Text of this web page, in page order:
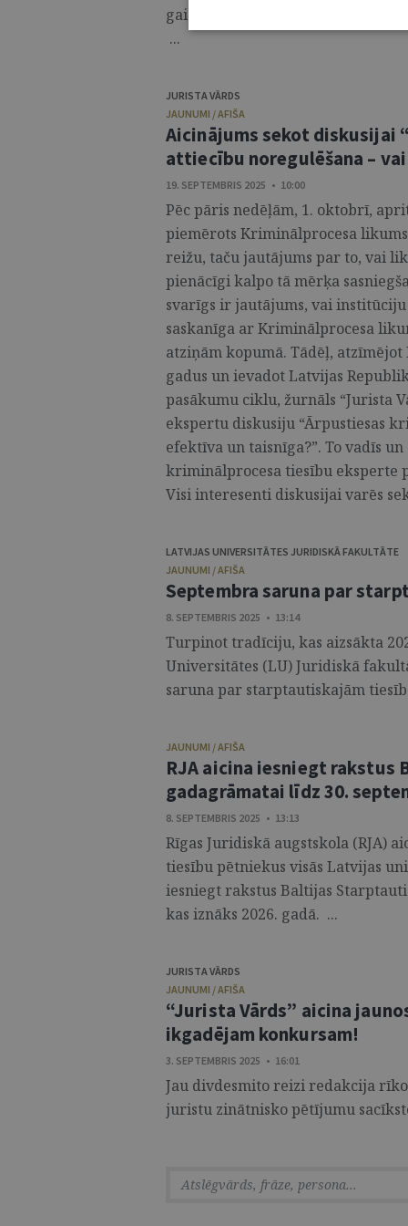
gaidāma spraiga un patiesi
...
JURISTA VĀRDS
JAUNUMI / AFIŠA
Aicinājums sekot diskusijai
attiecību noregulēšana –
19. SEPTEMBRIS 2025 • 10:00
Pēc pāris nedēļām, 1. oktobrī,
piemērots Kriminālprocesa
reižu, taču jautājums par to, vai
pienācīgi kalpo tā mērķa
svarīgs ir jautājums, vai
saskanīga ar Kriminālprocesa
atziņām kopumā. Tādēļ,
gadus un ievadot Latvijas
pasākumu ciklu, žurnāls “Jurista
ekspertu diskusiju “Ārpustiesas
efektīva un taisnīga?”. To vadīs
kriminālprocesa tiesību eksperte
Visi interesenti diskusijai varēs
LATVIJAS UNIVERSITĀTES JURIDISKĀ FAKULTĀTE
JAUNUMI / AFIŠA
Septembra saruna par
8. SEPTEMBRIS 2025 • 13:14
Turpinot tradīciju, kas aizsākta
Universitātes (LU) Juridiskā
saruna par starptautiskajām
JAUNUMI / AFIŠA
RJA aicina iesniegt
gadagrāmatai līdz 30.
8. SEPTEMBRIS 2025 • 13:13
Rīgas Juridiskā augstskola (RJA)
tiesību pētniekus visās Latvijas
iesniegt rakstus Baltijas
kas iznāks 2026. gadā. ...
JURISTA VĀRDS
JAUNUMI / AFIŠA
“Jurista Vārds” aicina
ikgadējam konkursam!
3. SEPTEMBRIS 2025 • 16:01
Jau divdesmito reizi redakcija
juristu zinātnisko pētījumu